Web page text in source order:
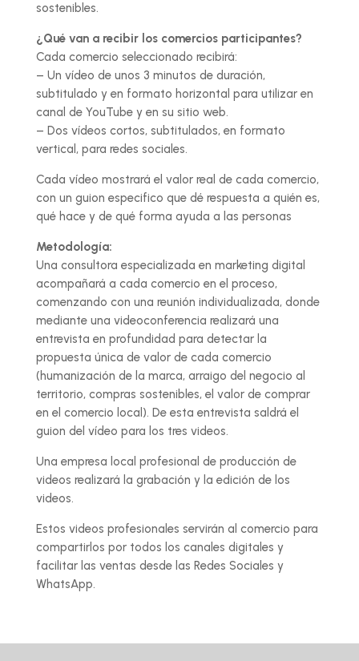
sostenibles.
¿Qué van a recibir los comercios participantes?
Cada comercio seleccionado recibirá:
– Un vídeo de unos 3 minutos de duración,
subtitulado y en formato horizontal para utilizar en
canal de YouTube y en su sitio web.
– Dos vídeos cortos, subtitulados, en formato
vertical, para redes sociales.
Cada vídeo mostrará el valor real de cada comercio,
con un guion especifico que dé respuesta a quién es,
qué hace y de qué forma ayuda a las personas
Metodología:
Una consultora especializada en marketing digital
acompañará a cada comercio en el proceso,
comenzando con una reunión individualizada, donde
mediante una videoconferencia realizará una
entrevista en profundidad para detectar la
propuesta única de valor de cada comercio
(humanización de la marca, arraigo del negocio al
territorio, compras sostenibles, el valor de comprar
en el comercio local). De esta entrevista saldrá el
guion del vídeo para los tres videos.
Una empresa local profesional de producción de
videos realizará la grabación y la edición de los
videos.
Estos videos profesionales servirán al comercio para
compartirlos por todos los canales digitales y
facilitar las ventas desde las Redes Sociales y
WhatsApp.